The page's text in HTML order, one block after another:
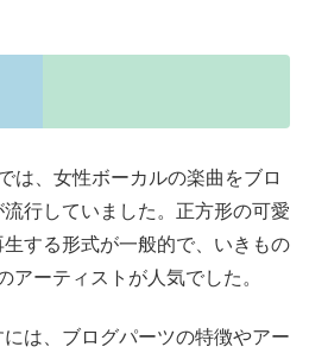
は、女性ボーカルの楽曲をブロ
行していました。正方形の可愛
する形式が一般的で、いきもの
アーティストが人気でした。
は、ブログパーツの特徴やアー